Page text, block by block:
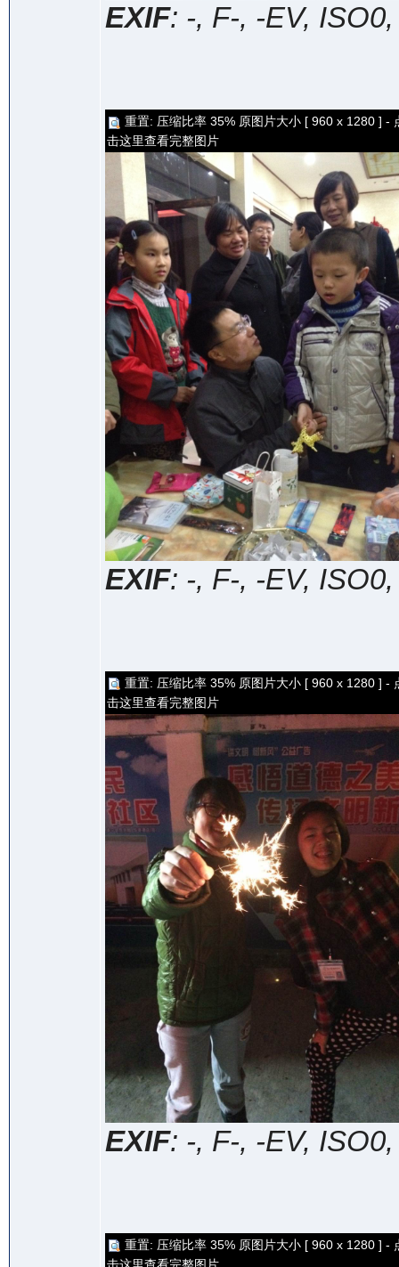
EXIF: -, F-, -EV,
重置: 压缩比率 35% 原图片大小 [ 960 x 1280 ] -
击这里查看完整图片
EXIF: -, F-, -EV,
重置: 压缩比率 35% 原图片大小 [ 960 x 1280 ] -
击这里查看完整图片
EXIF: -, F-, -EV,
重置: 压缩比率 35% 原图片大小 [ 960 x 1280 ] -
击这里查看完整图片